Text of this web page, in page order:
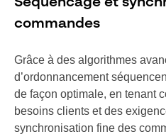
commandes
Grâce à des algorithmes
d’ordonnancement
de façon optimale, en tenant
besoins clients et des
synchronisation fine des